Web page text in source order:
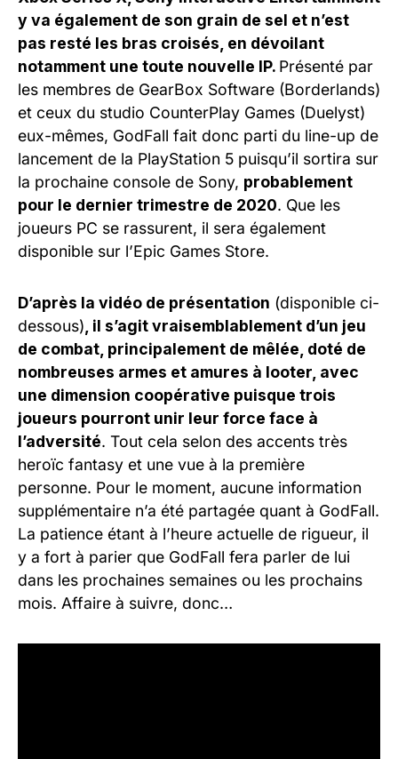
y va également de son grain de sel et n’est
pas resté les bras croisés, en dévoilant
notamment une toute nouvelle IP. Présenté par
les membres de GearBox Software (Borderlands)
et ceux du studio CounterPlay Games (Duelyst)
eux-mêmes, GodFall fait donc parti du line-up de
lancement de la PlayStation 5 puisqu’il sortira sur
la prochaine console de Sony, probablement
pour le dernier trimestre de 2020. Que les
joueurs PC se rassurent, il sera également
disponible sur l’Epic Games Store.
D’après la vidéo de présentation (disponible ci-
dessous), il s’agit vraisemblablement d’un jeu
de combat, principalement de mêlée, doté de
nombreuses armes et amures à looter, avec
une dimension coopérative puisque trois
joueurs pourront unir leur force face à
l’adversité. Tout cela selon des accents très
heroïc fantasy et une vue à la première
personne. Pour le moment, aucune information
supplémentaire n’a été partagée quant à GodFall.
La patience étant à l’heure actuelle de rigueur, il
y a fort à parier que GodFall fera parler de lui
dans les prochaines semaines ou les prochains
mois. Affaire à suivre, donc…